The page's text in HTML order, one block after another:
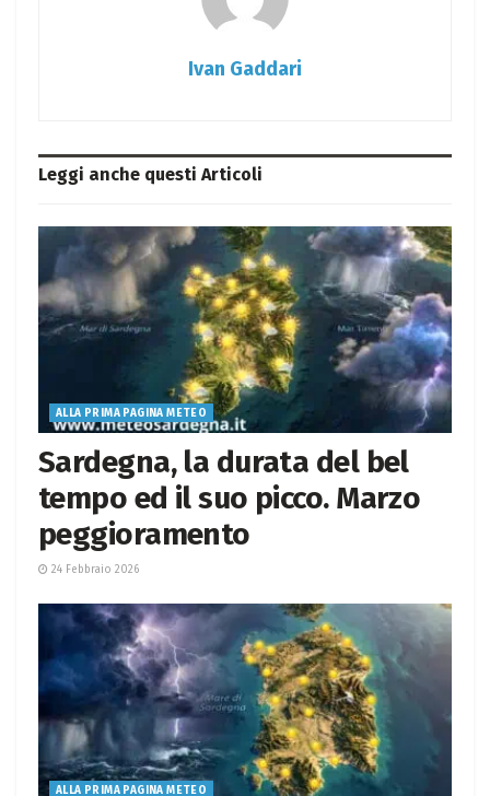
Ivan Gaddari
Leggi anche questi Articoli
ALLA PRIMA PAGINA METEO
Sardegna, la durata del bel
tempo ed il suo picco. Marzo
peggioramento
24 Febbraio 2026
ALLA PRIMA PAGINA METEO